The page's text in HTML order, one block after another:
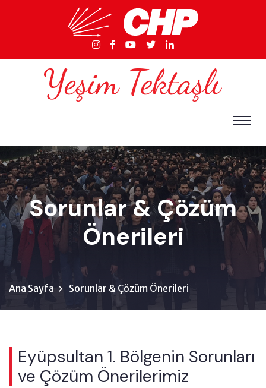
Sorunlar & Çözüm
Önerileri
Ana Sayfa Sorunlar & Çözüm Önerileri
Eyüpsultan 1. Bölgenin Sorunları
ve Çözüm Önerilerimiz